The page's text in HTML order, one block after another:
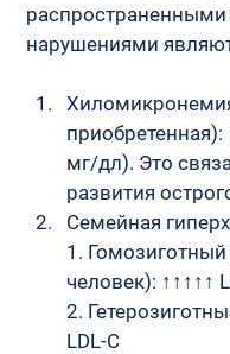
нарушениями
мг/дл). Это
развития
Семейная
1.
человек): ↑↑↑↑↑
2.
LDL-C